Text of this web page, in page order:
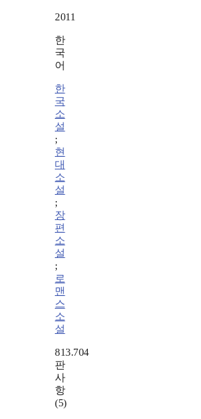
2011
한
국
어
한
국
소
설
;
현
대
소
설
;
장
편
소
설
;
로
맨
스
소
설
813.704
판
사
항
(5)